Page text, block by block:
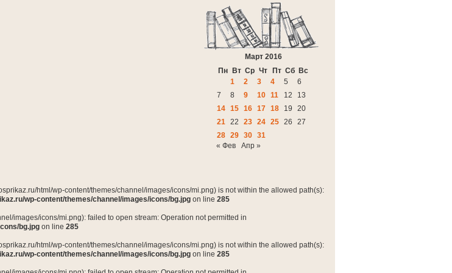
Март 2016
Пн
Вт Ср Чт Пт Сб Вс
1
2 3 4 5
6
7
8 9 10 11 12
13
14 15 16 17 18 19
20
21 22 23 24 25 26
27
28 29 30 31
« Фев
Апр »
html/wp-content/themes/channel/images/icons/mi.png) is not within the allowed path(s):
wp-content/themes/channel/images/icons/bg.jpg on line 285
images/icons/mi.png): failed to open stream: Operation not permitted in
bg.jpg on line 285
html/wp-content/themes/channel/images/icons/mi.png) is not within the allowed path(s):
wp-content/themes/channel/images/icons/bg.jpg on line 285